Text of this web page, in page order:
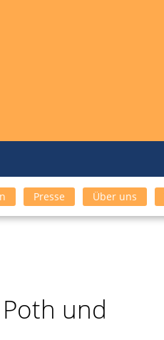
Presse Über uns
und